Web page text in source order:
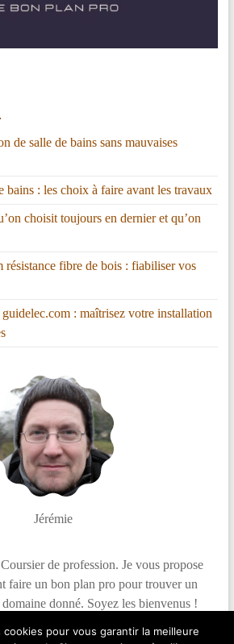
de salle de bains sans mauvaises
bains : les choix à faire avant les travaux
choisit toujours en dernier et qu’on
résistance fibre de bois : fiabiliser vos
: maîtrisez votre installation
Jérémie
de profession. Je vous propose
faire un bon plan pro pour trouver un
donné. Soyez les bienvenus !
pour vous garantir la meilleure